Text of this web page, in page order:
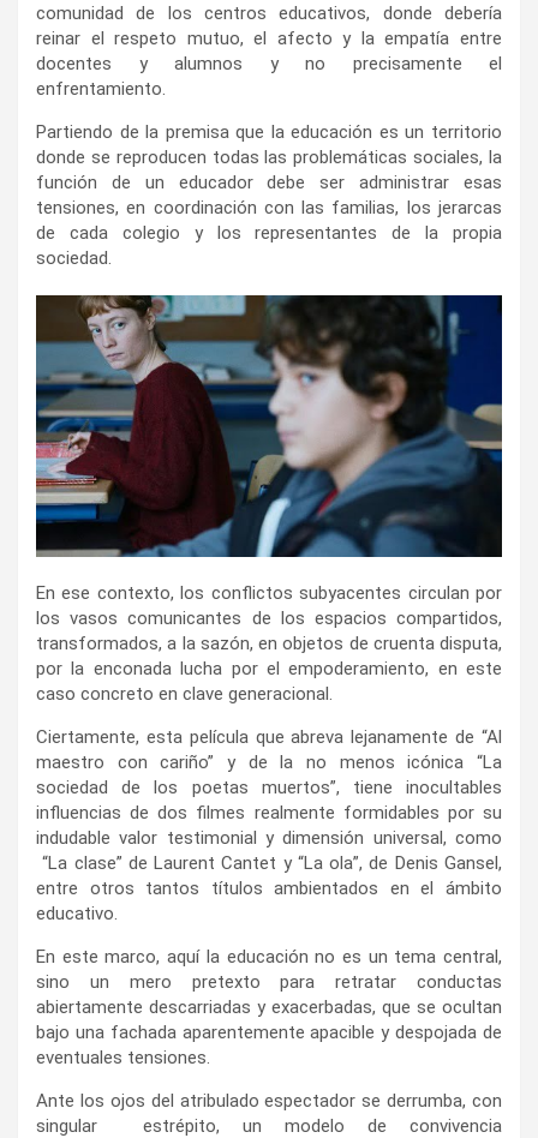
comunidad de los centros educativos, donde debería
reinar el respeto mutuo, el afecto y la empatía entre
docentes y alumnos y no precisamente el
enfrentamiento.
Partiendo de la premisa que la educación es un territorio
donde se reproducen todas las problemáticas sociales, la
función de un educador debe ser administrar esas
tensiones, en coordinación con las familias, los jerarcas
de cada colegio y los representantes de la propia
sociedad.
En ese contexto, los conflictos subyacentes circulan por
los vasos comunicantes de los espacios compartidos,
transformados, a la sazón, en objetos de cruenta disputa,
por la enconada lucha por el empoderamiento, en este
caso concreto en clave generacional.
Ciertamente, esta película que abreva lejanamente de “Al
maestro con cariño” y de la no menos icónica “La
sociedad de los poetas muertos”, tiene inocultables
influencias de dos filmes realmente formidables por su
indudable valor testimonial y dimensión universal, como
“La clase” de Laurent Cantet y “La ola”, de Denis Gansel,
entre otros tantos títulos ambientados en el ámbito
educativo.
En este marco, aquí la educación no es un tema central,
sino un mero pretexto para retratar conductas
abiertamente descarriadas y exacerbadas, que se ocultan
bajo una fachada aparentemente apacible y despojada de
eventuales tensiones.
Ante los ojos del atribulado espectador se derrumba, con
singular estrépito, un modelo de convivencia